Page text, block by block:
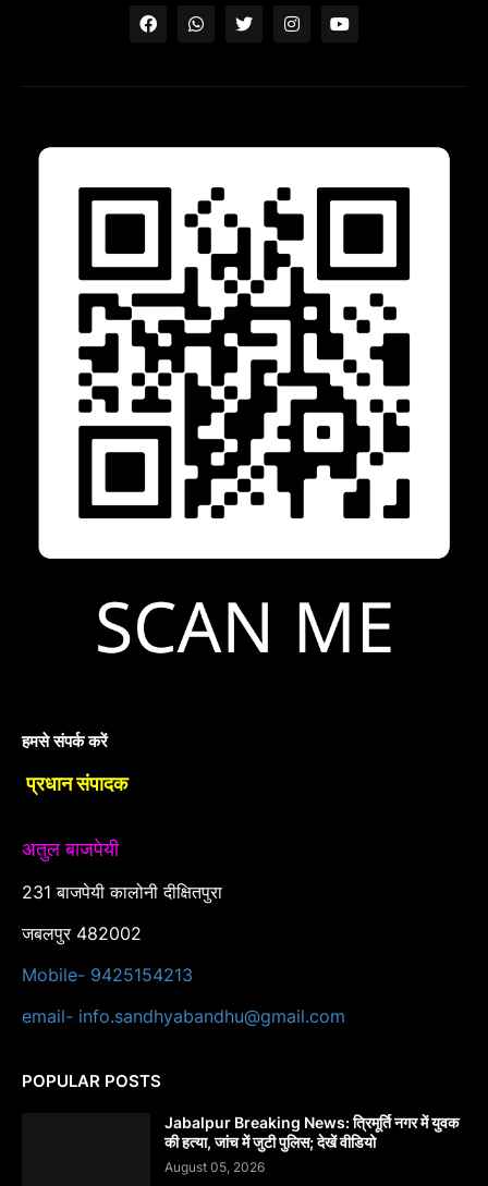
हमसे संपर्क करें
प्रधान संपादक
अतुल बाजपेयी
231 बाजपेयी कालोनी दीक्षितपुरा
जबलपुर 482002
Mobile- 9425154213
email- info.sandhyabandhu@gmail.com
POPULAR POSTS
Jabalpur Breaking News: त्रिमूर्ति नगर में युवक
की हत्या, जांच में जुटी पुलिस; देखें वीडियो
August 05, 2026